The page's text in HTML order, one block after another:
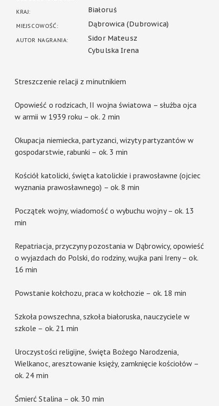
KRAJ: Białoruś
MIEJSCOWOŚĆ: Dąbrowica (Dubrowica)
AUTOR NAGRANIA:
Sidor Mateusz
Cybulska Irena
Streszczenie relacji z minutnikiem
Opowieść o rodzicach, II wojna światowa – służba ojca
w armii w 1939 roku – ok. 2 min
Okupacja niemiecka, partyzanci, wizyty partyzantów w
gospodarstwie, rabunki – ok. 3 min
Kościół katolicki, święta katolickie i prawosławne (ojciec
wyznania prawosławnego) – ok. 8 min
Początek wojny, wiadomość o wybuchu wojny – ok. 13
min
Repatriacja, przyczyny pozostania w Dąbrowicy, opowieść
o wyjazdach do Polski, do rodziny, wujka pani Ireny – ok.
16 min
Powstanie kołchozu, praca w kołchozie – ok. 18 min
Szkoła powszechna, szkoła białoruska, nauczyciele w
szkole – ok. 21 min
Uroczystości religijne, święta Bożego Narodzenia,
Wielkanoc, aresztowanie księży, zamknięcie kościołów –
ok. 24 min
Śmierć Stalina – ok. 30 min